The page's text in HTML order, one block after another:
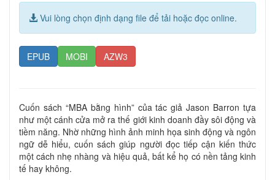
Vui lòng chọn định dạng file để tải hoặc đọc online.
EPUB MOBI AZW3
Cuốn sách “MBA bằng hình” của tác giả Jason Barron tựa
như một cánh cửa mở ra thế giới kinh doanh đầy sôi động và
tiềm năng. Nhờ những hình ảnh minh họa sinh động và ngôn
ngữ dễ hiểu, cuốn sách giúp người đọc tiếp cận kiến thức
một cách nhẹ nhàng và hiệu quả, bất kể họ có nền tảng kinh
tế hay không.